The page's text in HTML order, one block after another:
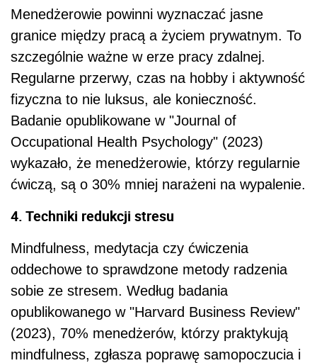
Menedżerowie powinni wyznaczać jasne
granice między pracą a życiem prywatnym. To
szczególnie ważne w erze pracy zdalnej.
Regularne przerwy, czas na hobby i aktywność
fizyczna to nie luksus, ale konieczność.
Badanie opublikowane w "Journal of
Occupational Health Psychology" (2023)
wykazało, że menedżerowie, którzy regularnie
ćwiczą, są o 30% mniej narażeni na wypalenie.
4. Techniki redukcji stresu
Mindfulness, medytacja czy ćwiczenia
oddechowe to sprawdzone metody radzenia
sobie ze stresem. Według badania
opublikowanego w "Harvard Business Review"
(2023), 70% menedżerów, którzy praktykują
mindfulness, zgłasza poprawę samopoczucia i